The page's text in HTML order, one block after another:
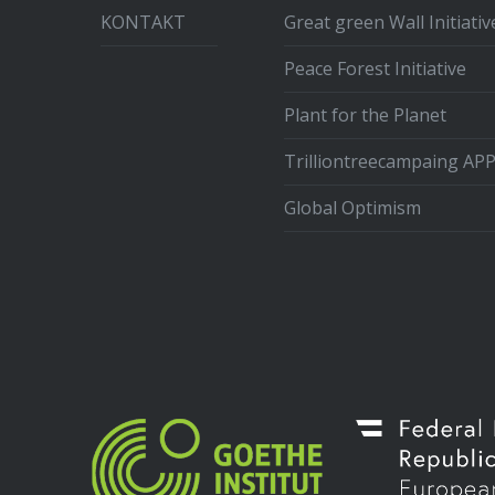
KONTAKT
Great green Wall
Peace Forest Initiative
Plant for the Planet
Trilliontreecampaing APP
Global Optimism